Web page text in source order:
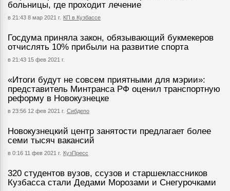
больницы, где проходит лечение
в 21:43 8 мар 2021 г. КП в Кузбассе
Госдума приняла закон, обязывающий букмекеров
отчислять 10% прибыли на развитие спорта
в 21:43 15 фев 2021 г.
«Итоги будут не совсем приятными для мэрии»:
представитель Минтранса РФ оценил транспортную
реформу в Новокузнецке
в 23:56 12 фев 2021 г. Сибдепо
Новокузнецкий центр занятости предлагает более
семи тысяч вакансий
в 0:16 11 фев 2021 г. КузПресс
320 студентов вузов, ссузов и старшеклассников
Кузбасса стали Дедами Морозами и Снегурочками